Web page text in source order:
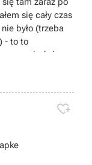
się cały czas
było (trzeba
- to to
czekać do
z konsoli,
- trzymałem się
